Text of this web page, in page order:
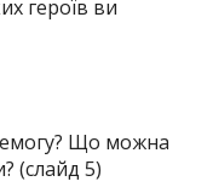
героїв ви
Що можна
(слайд 5)